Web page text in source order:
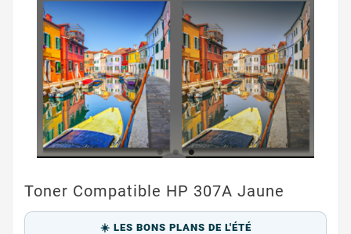
Toner Compatible HP 307A Jaune
☀️ LES BONS PLANS DE L'ÉTÉ